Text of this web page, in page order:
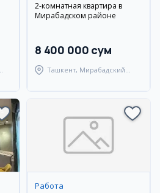
2-комнатная квартира в
Мирабадском районе
8 400 000 сум
Ташкент, Мирабадский
Работа